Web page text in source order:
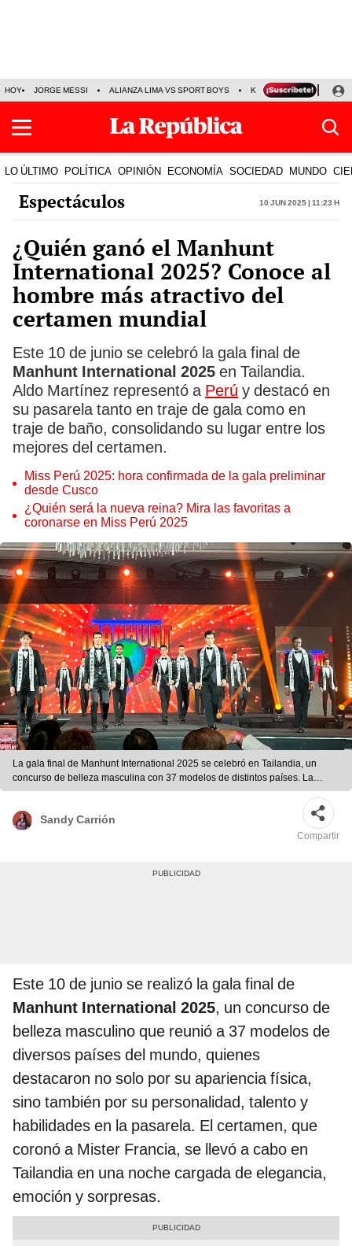
HOY JORGE MESSI ALIANZA LIMA VS SPORT BOYS KENJI FUJIMORI
LO ÚLTIMO POLÍTICA OPINIÓN ECONOMÍA SOCIEDAD MUNDO
Espectáculos 10 Jun 2025 | 11:23 h
¿Quién ganó el Manhunt
International 2025? Conoce al
hombre más atractivo del
certamen mundial
Este 10 de junio se celebró la gala final de
Manhunt International 2025 en Tailandia.
Aldo Martínez representó a Perú y destacó en
su pasarela tanto en traje de gala como en
traje de baño, consolidando su lugar entre los
mejores del certamen.
Miss Perú 2025: hora confirmada de la gala preliminar
desde Cusco
¿Quién será la nueva reina? Mira las favoritas a
coronarse en Miss Perú 2025
La gala final de Manhunt International 2025 se celebró en Tailandia, un
concurso de belleza masculina con 37 modelos de distintos países. La
velada estuvo llena de elegancia y sorpresas. | Foto: Instagram.
Sandy Carrión
Compartir
Este 10 de junio se realizó la gala final de
Manhunt International 2025, un concurso de
belleza masculino que reunió a 37 modelos de
diversos países del mundo, quienes
destacaron no solo por su apariencia física,
sino también por su personalidad, talento y
habilidades en la pasarela. El certamen, que
coronó a Mister Francia, se llevó a cabo en
Tailandia en una noche cargada de elegancia,
emoción y sorpresas.